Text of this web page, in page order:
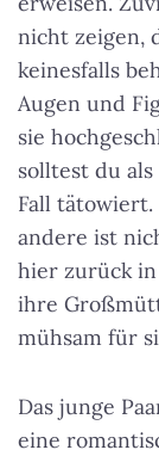
nicht zeigen,
keinesfalls
Augen und
sie
solltest du
Fall tätowiert.
andere ist
hier zurück
ihre
mühsam für
Das junge
eine